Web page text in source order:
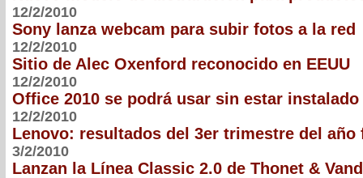
12/2/2010
Sony lanza webcam para subir fotos a la red
12/2/2010
Sitio de Alec Oxenford reconocido en EEUU
12/2/2010
Office 2010 se podrá usar sin estar instalado
12/2/2010
Lenovo: resultados del 3er trimestre del año
3/2/2010
Lanzan la Línea Classic 2.0 de Thonet &